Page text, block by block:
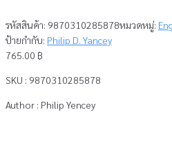
รหัสสินค้า: 9870310285878หมวดหมู่:
ป้ายกำกับ: Philip D. Yancey
765.00 ฿
SKU : 9870310285878
Author : Philip Yencey